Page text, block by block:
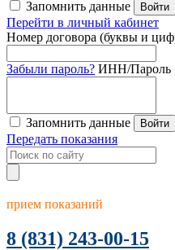
Запомнить данные Войти
Перейти в личный кабинет
Номер договора (буквы и
Забыли пароль? ИНН/Пароль
Запомнить данные Войти
Передать показания
прием показаний
8 (831) 243-00-15